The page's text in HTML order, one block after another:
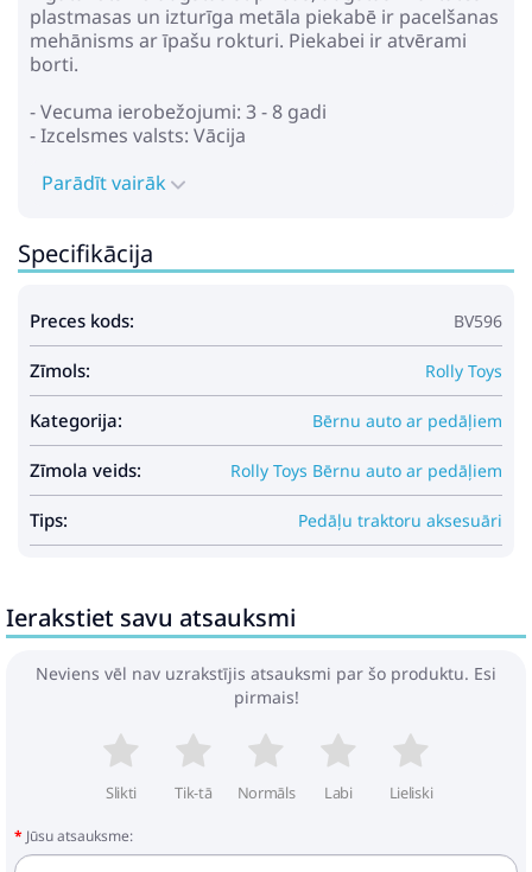
plastmasas un izturīga metāla piekabē ir pacelšanas
mehānisms ar īpašu rokturi. Piekabei ir atvērami
borti.
- Vecuma ierobežojumi: 3 - 8 gadi
- Izcelsmes valsts: Vācija
Parādīt vairāk
Specifikācija
Preces kods: BV596
Zīmols: Rolly Toys
Kategorija: Bērnu auto ar pedāļiem
Zīmola veids: Rolly Toys Bērnu auto ar pedāļiem
Tips: Pedāļu traktoru aksesuāri
Ierakstiet savu atsauksmi
Neviens vēl nav uzrakstījis atsauksmi par šo produktu. Esi
pirmais!
Slikti Tik-tā Normāls Labi Lieliski
Jūsu atsauksme: